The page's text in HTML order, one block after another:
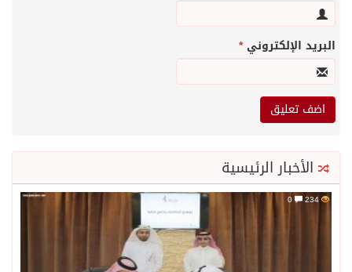
البريد الإلكتروني*
الأخبار الرئيسية
234